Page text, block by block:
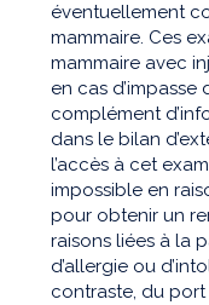
éventuellement
mammaire. Ces
mammaire avec
en cas
complément
dans le bilan
l’accès à cet
impossible en
pour obtenir un
raisons liées à la
d’allergie ou
contraste, du port